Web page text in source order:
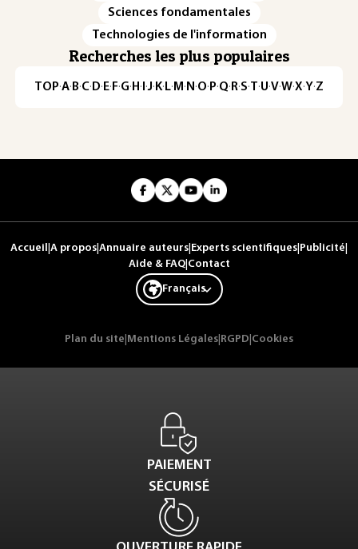
Sciences fondamentales
Technologies de l'information
Recherches les plus populaires
TOP·A·B·C· D· E· F·G· H · ·J· K· L· M · N ·O· P·Q· R·S·T·U·V·W·X·Y·Z
Accueil A propos Annuaire auteurs Experts scientifiques Publicité
Aide & FAQ| Contact
Français
Plan du site Mentions Légales RGPD Cookies
PAIEMENT
SÉCURISÉ